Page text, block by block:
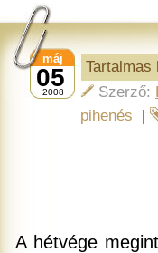
05
máj
2008
Tartalmas
Szerző:
pihenés |
A hétvége